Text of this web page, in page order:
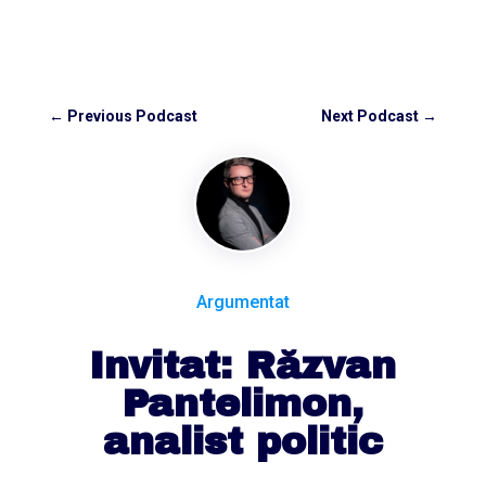
← Previous Podcast Next Podcast →
Argumentat
Invitat: Răzvan
Pantelimon,
analist politic